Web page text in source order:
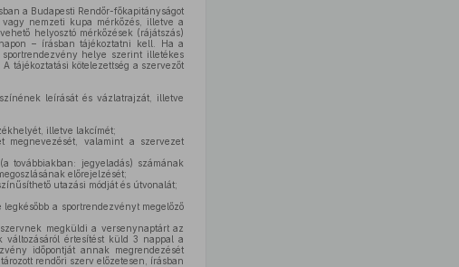
a Budapesti Rendőr-főkapitányságot
vagy nemzeti kupa mérkőzés, illetve a
helyosztó mérkőzések (rájátszás)
– írásban tájékoztatni kell. Ha a
helye szerint illetékes
tájékoztatási kötelezettség a szervezőt
leírását és vázlatrajzát, illetve
illetve lakcímét;
megnevezését, valamint a szervezet
továbbiakban: jegyeladás) számának
előrejelzését;
utazási módját és útvonalát;
a sportrendezvényt megelőző
megküldi a versenynaptárt az
változásáról értesítést küld 3 nappal a
időpontját annak megrendezését
rendőri szerv előzetesen, írásban